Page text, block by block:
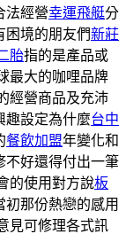
法經營幸運飛艇分
困境的朋友們新莊
胎指的是產品或
最大的咖哩品牌
經營商品及充沛
趣設定為什麼台中
餐飲加盟年變化和
不好還得付出一筆
的使用對方說板
那份熱戀的感用
見可修理各式訊